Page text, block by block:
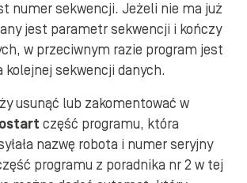
numer sekwencji. Jeżeli nie ma już
jest parametr sekwencji i kończy
w przeciwnym razie program jest
kolejnej sekwencji danych.
usunąć lub zakomentować w
część programu, która
nazwę robota i numer seryjny
programu z poradnika nr 2 w tej